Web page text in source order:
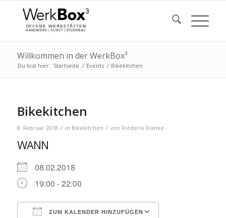
Willkommen in der WerkBox³
Du bist hier: Startseite / Events / Bikekitchen
Bikekitchen
8. Februar 2018 / in Bikekitchen / von Frederik Franke
WANN
08.02.2018
19:00 - 22:00
ZUM KALENDER HINZUFÜGEN